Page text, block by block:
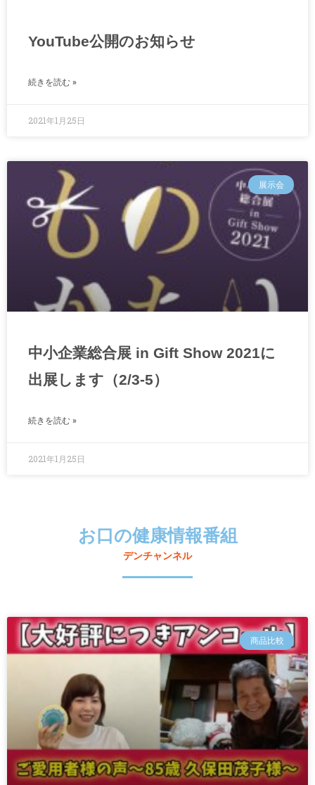
YouTube公開のお知らせ
続きを読む »
2021年1月25日
展示会
中小企業総合展 in Gift Show 2021に
出展します（2/3-5）
続きを読む »
2021年1月25日
お口の健康情報番組
デンチャンネル
商品比較
ペ
ー
ペ
ー
ペ
ー
ジ
ペ
ー
ジ